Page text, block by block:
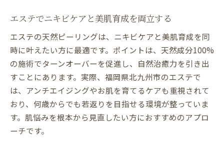
エステでニキビケアと美肌育成を両立する
エステの天然ピーリングは、ニキビケアと美肌育成を同
時に叶えたい方に最適です。ポイントは、天然成分100%
の施術でターンオーバーを促進し、自然治癒力を引き出
すことにあります。実際、福岡県北九州市のエステで
は、アンチエイジングやお肌を育てるケアも重視されて
おり、何歳からでも若返りを目指せる環境が整っていま
す。肌悩みを根本から見直したい方におすすめのアプロ
ーチです。